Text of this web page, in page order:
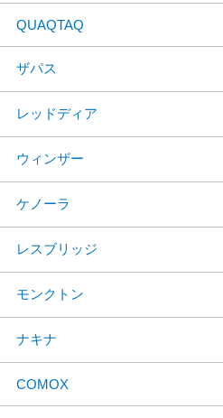
QUAQTAQ
ザパス
レッドディア
ウィンザー
ケノーラ
レスブリッジ
モンクトン
ナキナ
COMOX